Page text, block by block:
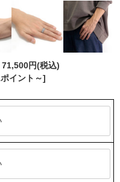
71,500円(税込)
イント～]